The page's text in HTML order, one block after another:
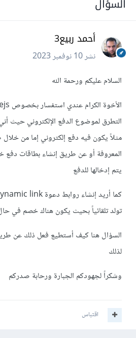
السؤال
أحمد ربيع3
نشر10 نوفمبر 2023
السلام عليكم ورحمة الله
التطرق لموضوع الدفع الإلكتروني حيث
مثلاً يكون فيه دفع إلكتروني إما من خلال
المعروفة أو عن طريق إنشاء بطاقات دفع
يتم إدخالها للدفع
تولد تلقائياً بحيث يكون هناك خصم في
لذلك
وشكراً لجهودكم الجبارة ورحابة صدركم
اقتباس